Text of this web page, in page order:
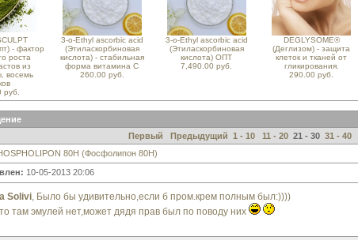
- фактор
роста
из
восемь
руб.
3-o-Ethyl ascorbic acid
(Этиласкорбиновая
кислота) - стабильная
форма витамина С
260.00 руб.
3-o-Ethyl ascorbic acid
(Этиласкорбиновая
кислота) ОПТ
7,490.00 руб.
DEGLYSOME®
(Деглизом) - защита
клеток и тканей от
гликирования.
290.00 руб.
Первый
Предыдущий 1 - 10 11 - 2021 - 30 31 - 40
80H (Фосфолипон 80H)
10-05-2013 20:06
Solivi, Было бы удивительно,если б пром.крем полным был:))))
там эмулей нет,может дядя прав был по поводу них